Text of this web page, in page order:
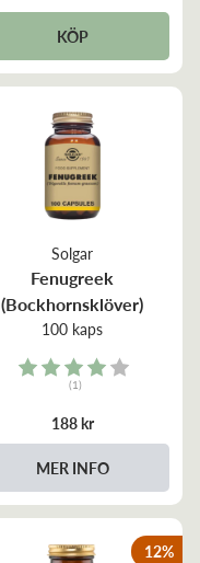
KÖP
Solgar
Fenugreek
(Bockhornsklöver)
100 kaps
Rating:
(1)
188 kr
MER INFO
12%